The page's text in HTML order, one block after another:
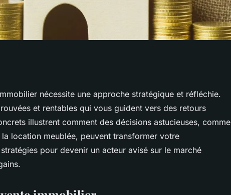
:
vous
nécessite une approche stratégique et réfléchie.
et rentables qui vous guident vers des retours
illustrent comment des décisions astucieuses, comme
location meublée, peuvent transformer votre
pour devenir un acteur avisé sur le marché